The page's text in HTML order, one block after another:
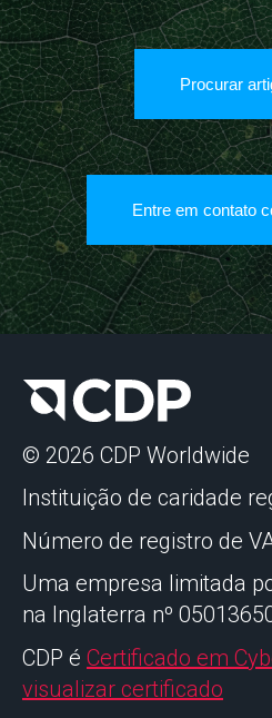
Procurar
Entre em contato
© 2026 CDP Worldwide
Instituição de caridade
Número de registro de
Uma empresa limitada
na Inglaterra nº
CDP é Certificado em
visualizar certificado